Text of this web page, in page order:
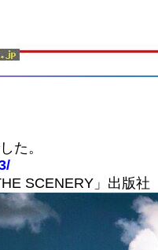
た。
SCENERY」出版